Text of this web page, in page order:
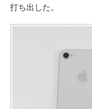
打ち出した。